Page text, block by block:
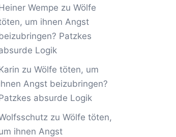
Wempe zu Wölfe
um ihnen Angst
Patzkes
Logik
zu Wölfe töten, um
Angst beizubringen?
absurde Logik
zu Wölfe töten,
ihnen Angst